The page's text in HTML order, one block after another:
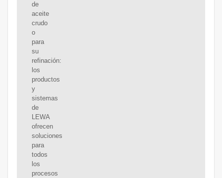
de
aceite
crudo
o
para
su
refinación:
los
productos
y
sistemas
de
LEWA
ofrecen
soluciones
para
todos
los
procesos